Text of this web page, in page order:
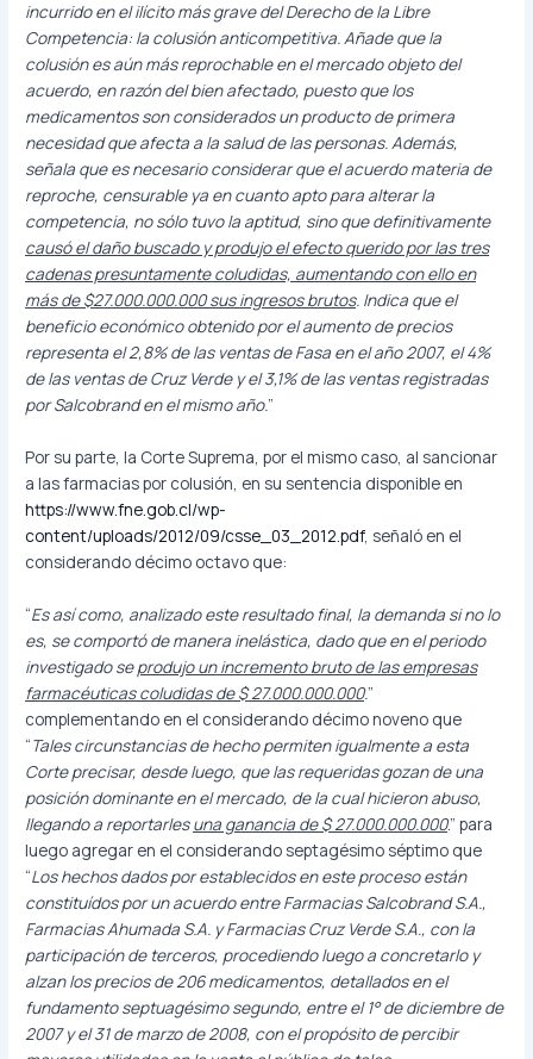
incurrido en el ilícito más grave del Derecho de la Libre
Competencia: la colusión anticompetitiva. Añade que la
colusión es aún más reprochable en el mercado objeto del
acuerdo, en razón del bien afectado, puesto que los
medicamentos son considerados un producto de primera
necesidad que afecta a la salud de las personas. Además,
señala que es necesario considerar que el acuerdo materia de
reproche, censurable ya en cuanto apto para alterar la
competencia, no sólo tuvo la aptitud, sino que definitivamente
causó el daño buscado y produjo el efecto querido por las tres
cadenas presuntamente coludidas, aumentando con ello en
más de $27.000.000.000 sus ingresos brutos. Indica que el
beneficio económico obtenido por el aumento de precios
representa el 2,8% de las ventas de Fasa en el año 2007, el 4%
de las ventas de Cruz Verde y el 3,1% de las ventas registradas
por Salcobrand en el mismo año.”
Por su parte, la Corte Suprema, por el mismo caso, al sancionar
a las farmacias por colusión, en su sentencia disponible en
https://www.fne.gob.cl/wp-
content/uploads/2012/09/csse_03_2012.pdf, señaló en el
considerando décimo octavo que:
“Es así como, analizado este resultado final, la demanda si no lo
es, se comportó de manera inelástica, dado que en el periodo
investigado seprodujo un incremento bruto de las empresas
farmacéuticas coludidas de $ 27.000.000.000.”
complementando en el considerando décimo noveno que
“Tales circunstancias de hecho permiten igualmente a esta
Corte precisar, desde luego, que las requeridas gozan de una
posición dominante en el mercado, de la cual hicieron abuso,
llegando a reportarlesuna ganancia de $ 27.000.000.000.” para
luego agregar en el considerando septagésimo séptimo que
“Los hechos dados por establecidos en este proceso están
constituídos por un acuerdo entre Farmacias Salcobrand S.A.,
Farmacias Ahumada S.A. y Farmacias Cruz Verde S.A., con la
participación de terceros, procediendo luego a concretarlo y
alzan los precios de 206 medicamentos, detallados en el
fundamento septuagésimo segundo, entre el 1° de diciembre de
2007 y el 31 de marzo de 2008, con el propósito de percibir